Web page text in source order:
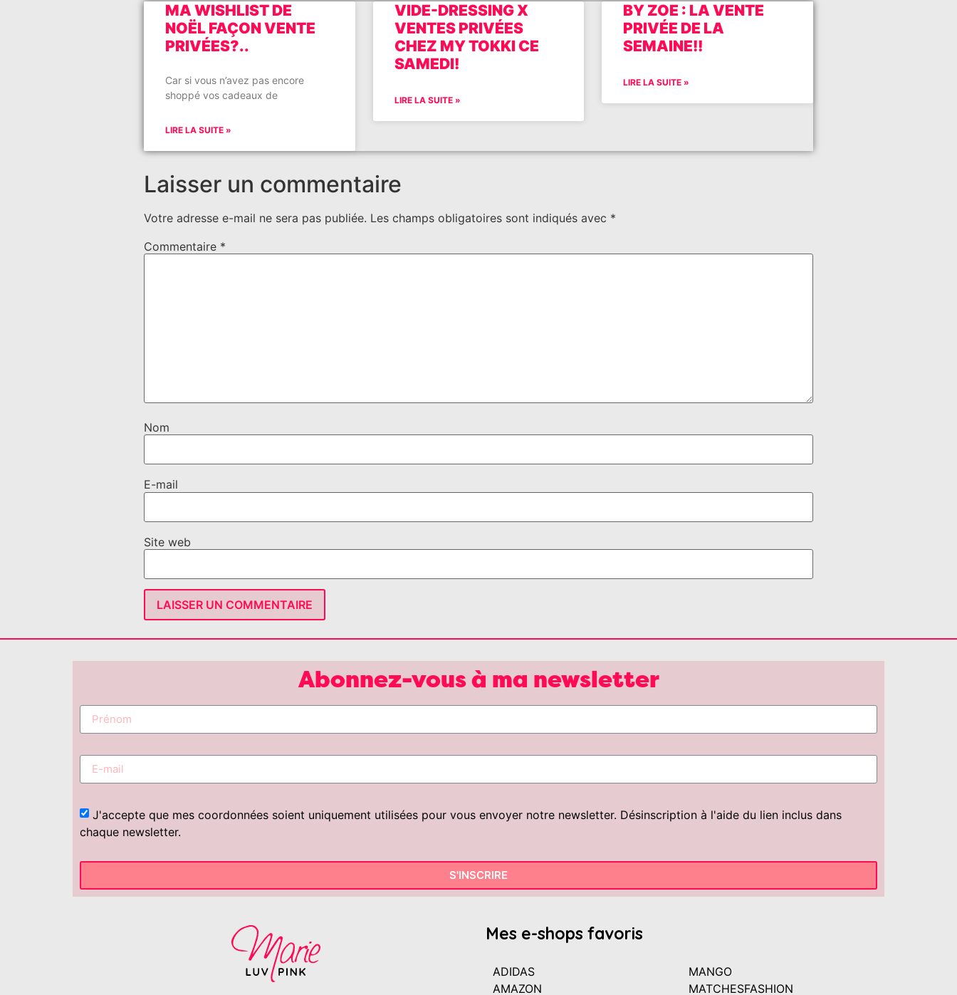
MA WISHLIST DE
NOËL FAÇON VENTE
PRIVÉES?..
Car si vous n’avez pas encore
shoppé vos cadeaux de
LIRE LA SUITE »
VIDE-DRESSING X
VENTES PRIVÉES
CHEZ MY TOKKI CE
SAMEDI!
LIRE LA SUITE »
BY ZOE : LA VENTE
PRIVÉE DE LA
SEMAINE!!
LIRE LA SUITE »
Laisser un commentaire
Votre adresse e-mail ne sera pas publiée. Les champs obligatoires sont indiqués avec *
Commentaire *
Nom
E-mail
Site web
Abonnez-vous à ma newsletter
J'accepte que mes coordonnées soient uniquement utilisées pour vous envoyer notre newsletter. Désinscription à l'aide du lien inclus dans
chaque newsletter.
S'INSCRIRE
Mes e-shops favoris
ADIDAS
AMAZON
MANGO
MATCHESFASHION